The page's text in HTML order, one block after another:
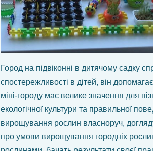
Город на підвіконні в дитячому садку
спостережливості в дітей, він
міні-городу має велике значення для
екологічної культури та правильної
вирощування рослин власноруч,
про умови вирощування городніх